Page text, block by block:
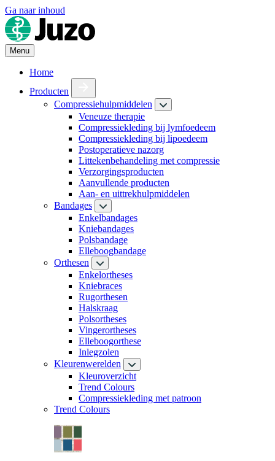
Ga naar inhoud
Menu
Home
Producten
Compressiehulpmiddelen
Veneuze therapie
Compressiekleding bij lymfoedeem
Compressiekleding bij lipoedeem
Postoperatieve nazorg
Littekenbehandeling met compressie
Verzorgingsproducten
Aanvullende producten
Aan- en uittrekhulpmiddelen
Bandages
Enkelbandages
Kniebandages
Polsbandage
Elleboogbandage
Orthesen
Enkelortheses
Kniebraces
Rugorthesen
Halskraag
Polsortheses
Vingerortheses
Elleboogorthese
Inlegzolen
Kleurenwerelden
Kleuroverzicht
Trend Colours
Compressiekleding met patroon
Trend Colours